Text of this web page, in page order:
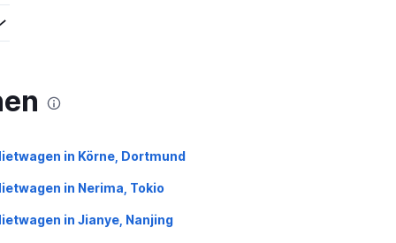
in Körne, Dortmund
in Nerima, Tokio
in Jianye, Nanjing